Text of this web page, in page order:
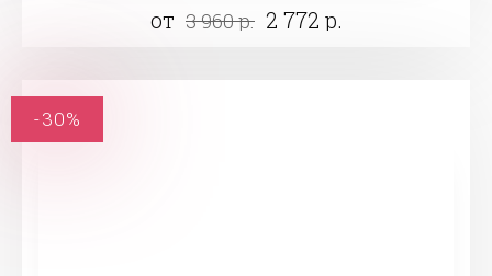
от 3 960 р. 2 772 р.
-30%